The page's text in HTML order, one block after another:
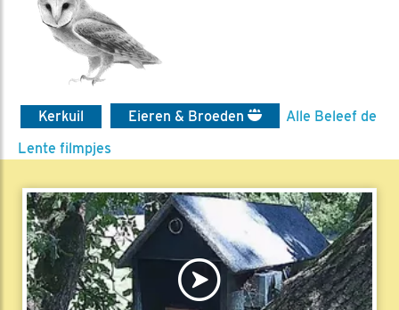
Kerkuil Eieren & Broeden
Alle Beleef de
Lente filmpjes